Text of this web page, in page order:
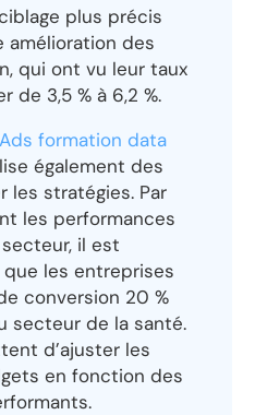
plus précis
des
qui ont vu leur taux
de 3,5 % à 6,2 %.
formation data
également des
les stratégies. Par
les performances
il est
les entreprises
conversion 20 %
secteur de la santé.
d’ajuster les
en fonction des